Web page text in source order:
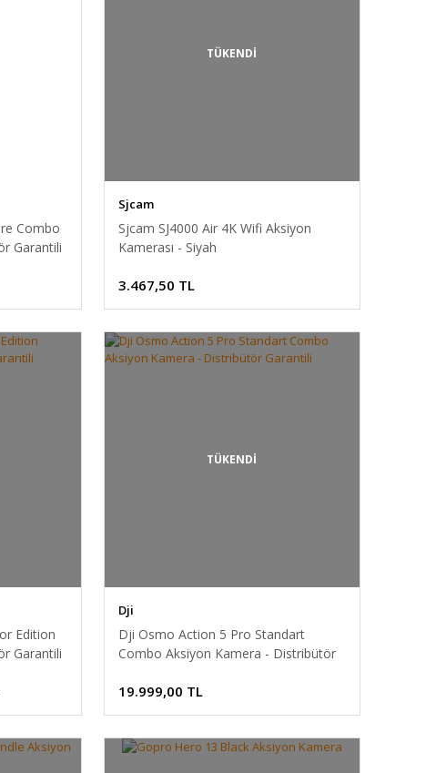
Combo
Garantili
TÜKENDİ
Sjcam
Sjcam SJ4000 Air 4K Wifi Aksiyon
Kamerası - Siyah
3.467,50 TL
Edition
Garantili
TÜKENDİ
Dji
Dji Osmo Action 5 Pro Standart
Combo Aksiyon Kamera - Distribütör
19.999,00 TL